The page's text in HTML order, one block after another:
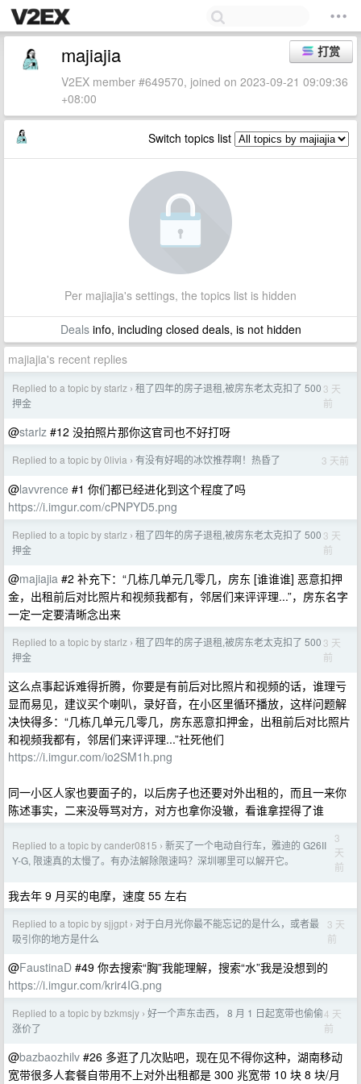
打赏
majiajia
V2EX member #649570, joined on 2023-09-21 09:09:36
+08:00
Switch topics list
Per majiajia's settings, the topics list is hidden
Dealsinfo, including closed deals, is not hidden
majiajia's recent replies
Replied to a topic by starlz › 租了四年的房子退租,被房东老太克扣了 500
押金
3 天
前
@starlz #12 没拍照片那你这官司也不好打呀
Replied to a topic by 0livia › 有没有好喝的冰饮推荐啊！热昏了 3 天前
@lavvrence #1 你们都已经进化到这个程度了吗
https://i.imgur.com/cPNPYD5.png
Replied to a topic by starlz › 租了四年的房子退租,被房东老太克扣了 500
押金
3 天
前
@majiajia #2 补充下：“几栋几单元几零几，房东 [谁谁谁] 恶意扣押
金，出租前后对比照片和视频我都有，邻居们来评评理...”，房东名字
一定一定要清晰念出来
Replied to a topic by starlz › 租了四年的房子退租,被房东老太克扣了 500
押金
3 天
前
这么点事起诉难得折腾，你要是有前后对比照片和视频的话，谁理亏
显而易见，建议买个喇叭，录好音，在小区里循环播放，这样问题解
决快得多：“几栋几单元几零几，房东恶意扣押金，出租前后对比照片
和视频我都有，邻居们来评评理...”社死他们
https://i.imgur.com/io2SM1h.png
同一小区人家也要面子的，以后房子也还要对外出租的，而且一来你
陈述事实，二来没辱骂对方，对方也拿你没辙，看谁拿捏得了谁
Replied to a topic by cander0815 › 新买了一个电动自行车，雅迪的 G26II
Y-G, 限速真的太慢了。有办法解除限速吗？深圳哪里可以解开它。
3
天
前
我去年 9 月买的电摩，速度 55 左右
Replied to a topic by sjjgpt › 对于白月光你最不能忘记的是什么，或者最
吸引你的地方是什么
3 天
前
@FaustinaD #49 你去搜索“胸”我能理解，搜索“水”我是没想到的
https://i.imgur.com/krir4IG.png
Replied to a topic by bzkmsjy › 好一个声东击西， 8 月 1 日起宽带也偷偷
涨价了
4 天
前
@bazbaozhilv #26 多逛了几次贴吧，现在见不得你这种，湖南移动
宽带很多人套餐自带用不上对外出租都是 300 兆宽带 10 块 8 块/月